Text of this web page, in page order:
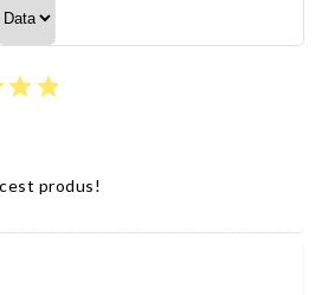
starstar
produs!